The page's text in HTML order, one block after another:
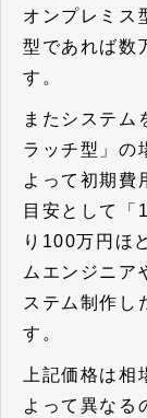
オンプレミス
型であれば数
す。
またシステム
ラッチ型」の
よって初期費
目安として「
り100万円ほ
ムエンジニア
ステム制作し
す。
上記価格は
よって異なる